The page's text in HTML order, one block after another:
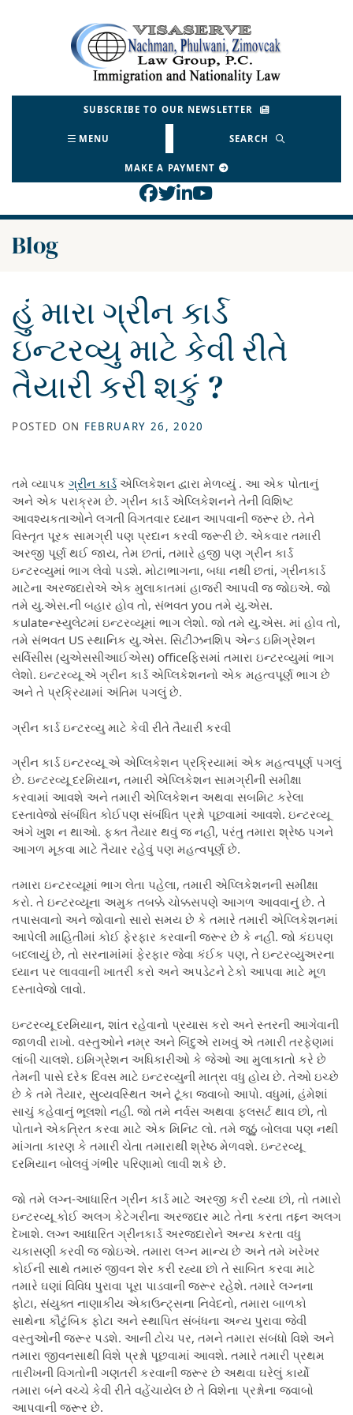
Return home
SUBSCRIBE TO OUR NEWSLETTER
MENU SEARCH
MAKE A PAYMENT
View our profile on
View our feed on
View our firm profile
View our channel
Blog
હું મારા ગ્રીન કાર્ડ
ઇન્ટરવ્યુ માટે કેવી રીતે
તૈયારી કરી શકું ?
POSTED ON FEBRUARY 26, 2020
તમે વ્યાપક ગ્રીન કાર્ડએપ્લિકેશન દ્વારા મેળવ્યું . આ એક પોતાનું
અને એક પરાક્રમ છે. ગ્રીન કાર્ડ એપ્લિકેશનને તેની વિશિષ્ટ
આવશ્યકતાઓને લગતી વિગતવાર ધ્યાન આપવાની જરૂર છે. તેને
વિસ્તૃત પૂરક સામગ્રી પણ પ્રદાન કરવી જરૂરી છે. એકવાર તમારી
અરજી પૂર્ણ થઈ જાય, તેમ છતાં, તમારે હજી પણ ગ્રીન કાર્ડ
ઇન્ટરવ્યુમાં ભાગ લેવો પડશે. મોટાભાગના, બધા નથી છતાં, ગ્રીનકાર્ડ
માટેના અરજદારોએ એક મુલાકાતમાં હાજરી આપવી જ જોઇએ. જો
તમે યુ.એસ.ની બહાર હોવ તો, સંભવત you તમે યુ.એસ.
કulateન્સ્યુલેટમાં ઇન્ટરવ્યૂમાં ભાગ લેશો. જો તમે યુ.એસ. માં હોવ તો,
તમે સંભવત US સ્થાનિક યુ.એસ. સિટીઝનશિપ એન્ડ ઇમિગ્રેશન
સર્વિસીસ (યુએસસીઆઈએસ) officeફિસમાં તમારા ઇન્ટરવ્યુમાં ભાગ
લેશો. ઇન્ટરવ્યૂ એ ગ્રીન કાર્ડ એપ્લિકેશનનો એક મહત્વપૂર્ણ ભાગ છે
અને તે પ્રક્રિયામાં અંતિમ પગલું છે.
ગ્રીન કાર્ડ ઇન્ટરવ્યુ માટે કેવી રીતે તૈયારી કરવી
ગ્રીન કાર્ડ ઇન્ટરવ્યૂ એ એપ્લિકેશન પ્રક્રિયામાં એક મહત્વપૂર્ણ પગલું
છે. ઇન્ટરવ્યૂ દરમિયાન, તમારી એપ્લિકેશન સામગ્રીની સમીક્ષા
કરવામાં આવશે અને તમારી એપ્લિકેશન અથવા સબમિટ કરેલા
દસ્તાવેજો સંબંધિત કોઈપણ સંબંધિત પ્રશ્નો પૂછવામાં આવશે. ઇન્ટરવ્યૂ
અંગે ખુશ ન થાઓ. ફક્ત તૈયાર થવું જ નહીં, પરંતુ તમારા શ્રેષ્ઠ પગને
આગળ મૂકવા માટે તૈયાર રહેવું પણ મહત્વપૂર્ણ છે.
તમારા ઇન્ટરવ્યૂમાં ભાગ લેતા પહેલા, તમારી એપ્લિકેશનની સમીક્ષા
કરો. તે ઇન્ટરવ્યૂના અમુક તબક્કે ચોક્કસપણે આગળ આવવાનું છે. તે
તપાસવાનો અને જોવાનો સારો સમય છે કે તમારે તમારી એપ્લિકેશનમાં
આપેલી માહિતીમાં કોઈ ફેરફાર કરવાની જરૂર છે કે નહીં. જો કંઇપણ
બદલાયું છે, તો સરનામાંમાં ફેરફાર જેવા કંઈક પણ, તે ઇન્ટરવ્યુઅરના
ધ્યાન પર લાવવાની ખાતરી કરો અને અપડેટને ટેકો આપવા માટે મૂળ
દસ્તાવેજો લાવો.
ઇન્ટરવ્યૂ દરમિયાન, શાંત રહેવાનો પ્રયાસ કરો અને સ્તરની આગેવાની
જાળવી રાખો. વસ્તુઓને નમ્ર અને બિંદુએ રાખવું એ તમારી તરફેણમાં
લાંબી ચાલશે. ઇમિગ્રેશન અધિકારીઓ કે જેઓ આ મુલાકાતો કરે છે
તેમની પાસે દરેક દિવસ માટે ઇન્ટરવ્યુની માત્રા વધુ હોય છે. તેઓ ઇચ્છે
છે કે તમે તૈયાર, સુવ્યવસ્થિત અને ટૂંકા જવાબો આપો. વધુમાં, હંમેશાં
સાચું કહેવાનું ભૂલશો નહીં. જો તમે નર્વસ અથવા ફ્લસર્ટ થાવ છો, તો
પોતાને એકત્રિત કરવા માટે એક મિનિટ લો. તમે જૂઠું બોલવા પણ નથી
માંગતા કારણ કે તમારી ચેતા તમારાથી શ્રેષ્ઠ મેળવશે. ઇન્ટરવ્યૂ
દરમિયાન બોલવું ગંભીર પરિણામો લાવી શકે છે.
જો તમે લગ્ન-આધારિત ગ્રીન કાર્ડ માટે અરજી કરી રહ્યા છો, તો તમારો
ઇન્ટરવ્યૂ કોઈ અલગ કેટેગરીના અરજદાર માટે તેના કરતા તદ્દન અલગ
દેખાશે. લગ્ન આધારિત ગ્રીનકાર્ડ અરજદારોને અન્ય કરતા વધુ
ચકાસણી કરવી જ જોઇએ. તમારા લગ્ન માન્ય છે અને તમે ખરેખર
કોઈની સાથે તમારું જીવન શેર કરી રહ્યા છો તે સાબિત કરવા માટે
તમારે ઘણાં વિવિધ પુરાવા પૂરા પાડવાની જરૂર રહેશે. તમારે લગ્નના
ફોટા, સંયુક્ત નાણાકીય એકાઉન્ટ્સના નિવેદનો, તમારા બાળકો
સાથેના કૌટુંબિક ફોટા અને સ્થાપિત સંબંધના અન્ય પુરાવા જેવી
વસ્તુઓની જરૂર પડશે. આની ટોચ પર, તમને તમારા સંબંધો વિશે અને
તમારા જીવનસાથી વિશે પ્રશ્નો પૂછવામાં આવશે. તમારે તમારી પ્રથમ
તારીખની વિગતોની ગણતરી કરવાની જરૂર છે અથવા ઘરેલું કાર્યો
તમારા બંને વચ્ચે કેવી રીતે વહેંચાયેલ છે તે વિશેના પ્રશ્નોના જવાબો
આપવાની જરૂર છે.